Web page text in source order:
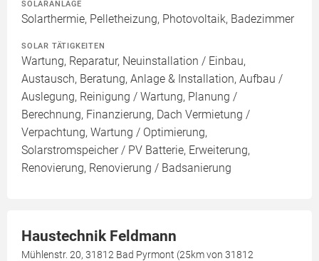
SOLARANLAGE
Solarthermie, Pelletheizung, Photovoltaik, Badezimmer
SOLAR TÄTIGKEITEN
Wartung, Reparatur, Neuinstallation / Einbau,
Austausch, Beratung, Anlage & Installation, Aufbau /
Auslegung, Reinigung / Wartung, Planung /
Berechnung, Finanzierung, Dach Vermietung /
Verpachtung, Wartung / Optimierung,
Solarstromspeicher / PV Batterie, Erweiterung,
Renovierung, Renovierung / Badsanierung
Haustechnik Feldmann
Mühlenstr. 20, 31812 Bad Pyrmont (25km von 31812